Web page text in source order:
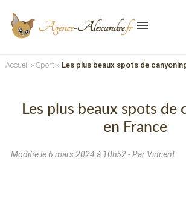
menu
Accueil » Sport» Les plus beaux spots de
Les plus beaux spots de
en France
Modifié le 6 mars 2024 à 10h52 - Par Vincent